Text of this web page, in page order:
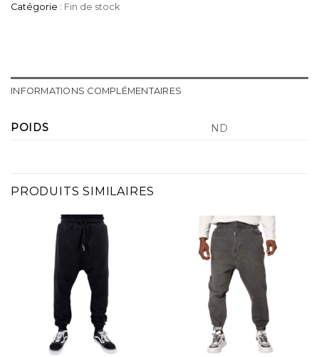
Catégorie : Fin de stock
INFORMATIONS COMPLÉMENTAIRES
POIDS ND
PRODUITS SIMILAIRES